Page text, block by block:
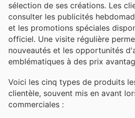
sélection de ses créations. Les
consulter les publicités
et les promotions spéciales
officiel. Une visite régulière
nouveautés et les opportunités
emblématiques à des prix
Voici les cinq types de produits
clientèle, souvent mis en avant
commerciales :